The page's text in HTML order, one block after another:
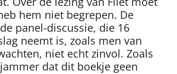
hem niet begrepen. De
panel-discussie, die 16
neemt is, zoals men van
niet echt zinvol. Zoals
dat dit boekje geen